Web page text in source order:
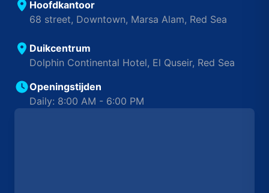
Hoofdkantoor
68 street, Downtown, Marsa Alam, Red Sea
Duikcentrum
Dolphin Continental Hotel, El Quseir, Red Sea
Openingstijden
Daily: 8:00 AM - 6:00 PM